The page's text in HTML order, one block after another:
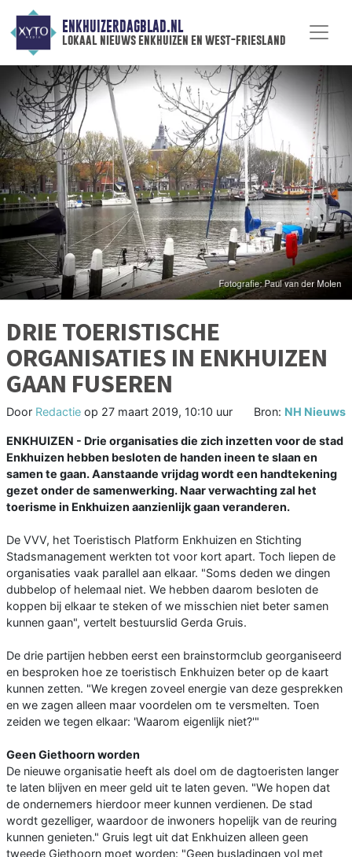
ENKHUIZERDAGBLAD.NL
lokaal nieuws enkhuizen en west-friesland
DRIE TOERISTISCHE
ORGANISATIES IN ENKHUIZEN
GAAN FUSEREN
Door Redactie op 27 maart 2019, 10:10 uur Bron: NH Nieuws
ENKHUIZEN - Drie organisaties die zich inzetten voor de stad
Enkhuizen hebben besloten de handen ineen te slaan en
samen te gaan. Aanstaande vrijdag wordt een handtekening
gezet onder de samenwerking. Naar verwachting zal het
toerisme in Enkhuizen aanzienlijk gaan veranderen.
De VVV, het Toeristisch Platform Enkhuizen en Stichting
Stadsmanagement werkten tot voor kort apart. Toch liepen de
organisaties vaak parallel aan elkaar. "Soms deden we dingen
dubbelop of helemaal niet. We hebben daarom besloten de
koppen bij elkaar te steken of we misschien niet beter samen
kunnen gaan", vertelt bestuurslid Gerda Gruis.
De drie partijen hebben eerst een brainstormclub georganiseerd
en besproken hoe ze toeristisch Enkhuizen beter op de kaart
kunnen zetten. "We kregen zoveel energie van deze gesprekken
en we zagen alleen maar voordelen om te versmelten. Toen
zeiden we tegen elkaar: 'Waarom eigenlijk niet?'"
Geen Giethoorn worden
De nieuwe organisatie heeft als doel om de dagtoeristen langer
te laten blijven en meer geld uit te laten geven. "We hopen dat
de ondernemers hierdoor meer kunnen verdienen. De stad
wordt gezelliger, waardoor de inwoners hopelijk van de reuring
kunnen genieten." Gruis legt uit dat Enkhuizen alleen geen
tweede Giethoorn moet worden: "Geen busladingen vol met